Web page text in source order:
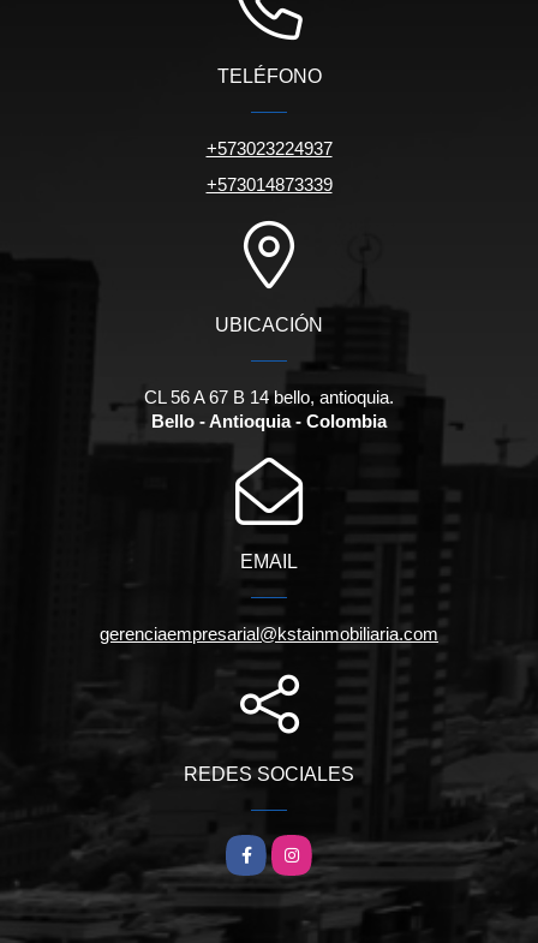
TELÉFONO
+573023224937
+573014873339
UBICACIÓN
CL 56 A 67 B 14 bello, antioquia.
Bello - Antioquia - Colombia
EMAIL
gerenciaempresarial@kstainmobiliaria.com
REDES SOCIALES
FacebookInstagram